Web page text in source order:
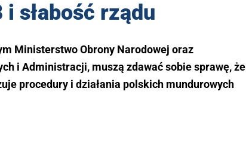
i słabość rządu
Ministerstwo Obrony Narodowej oraz
i Administracji, muszą zdawać sobie sprawę, że
procedury i działania polskich mundurowych